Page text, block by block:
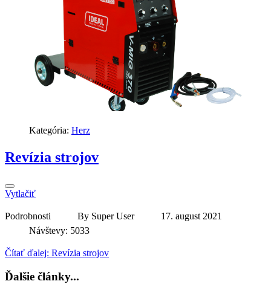
Kategória: Herz
Revízia strojov
Vytlačiť
Podrobnosti By Super User
17. august 2021
Návštevy: 5033
Čítať ďalej: Revízia strojov
Ďalšie články...